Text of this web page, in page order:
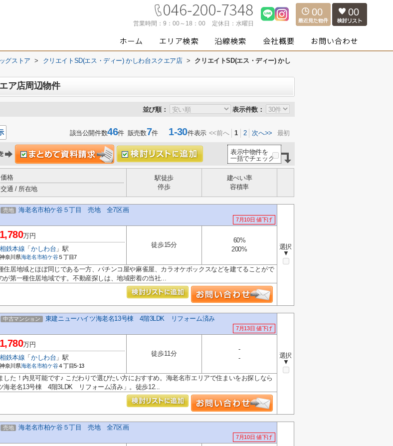
営業時間： 9：00～18：00 定休日： 水曜日
00 00
グストア > クリエイトSD(エス・ディー) かしわ台スクエア店 >
クリエイトSD(エス・ディー) かし
ア店周辺物件
並び順： 表示件数：
該当公開件数46件 販売数7件1-30件表示 <<前へ 1 2 次へ>> 最初
表示中物件を
一括でチェック
価格
交通 / 所在地
駅徒歩
停歩
建ぺい率
容積率
売地 海老名市柏ケ谷５丁目 売地 全7区画
7月10日 値下げ
選択
▼
1,780万円
相鉄本線 「かしわ台 」駅
神奈川県海老名市柏ケ谷５丁目7
徒歩15分
60%
200%
居地域とほぼ同じである一方、パチンコ屋や麻雀屋、カラオケボックスなどを建てることがで
が第一種住居地域です。不動産探しは、地域密着の当社...
中古マンション 東建ニューハイツ海老名13号棟 4階3LDK リフォーム済み
7月13日 値下げ
選択
▼
1,780万円
相鉄本線 「かしわ台 」駅
神奈川県海老名市柏ケ谷４丁目5-13
徒歩11分
-
-
した！内見可能です♪ こだわりで選びたい方におすすめ。海老名市エリアで住まいをお探しなら
海老名13号棟 4階3LDK リフォーム済み」。徒歩12...
売地 海老名市柏ケ谷５丁目 売地 全7区画
7月10日 値下げ